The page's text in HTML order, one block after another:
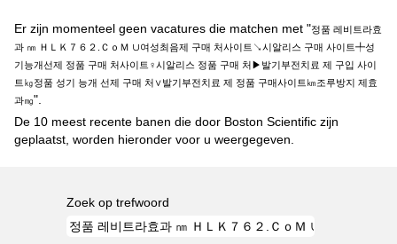
Er zijn momenteel geen vacatures die matchen met "정품 레비트라효
과 ㎚ ＨＬＫ７６２.ＣｏＭ ∪여성최음제 구매 처사이트↘시알리스 구매 사이트╇성
기능개선제 정품 구매 처사이트♀시알리스 정품 구매 처▶발기부전치료 제 구입 사이
트㎏정품 성기 능개 선제 구매 처∨발기부전치료 제 정품 구매사이트㎞조루방지 제효
과㎎".
De 10 meest recente banen die door Boston Scientific zijn
geplaatst, worden hieronder voor u weergegeven.
Zoek op trefwoord